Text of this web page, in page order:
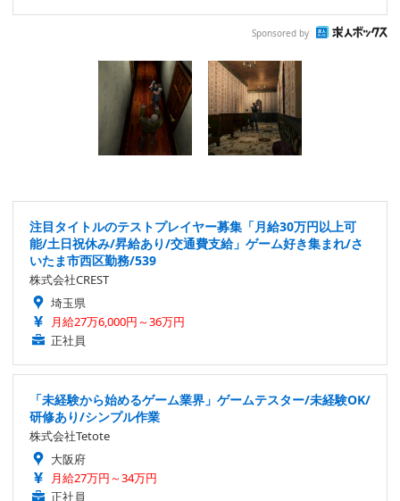
Sponsored by
注目タイトルのテストプレイヤー募集「月給30万円以上可
能/土日祝休み/昇給あり/交通費支給」ゲーム好き集まれ/さ
いたま市西区勤務/539
株式会社CREST
埼玉県
月給27万6,000円～36万円
正社員
「未経験から始めるゲーム業界」ゲームテスター/未経験OK/
研修あり/シンプル作業
株式会社Tetote
大阪府
月給27万円～34万円
正社員